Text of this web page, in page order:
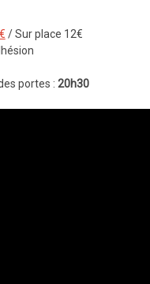
/ Sur place 12€
portes : 20h30